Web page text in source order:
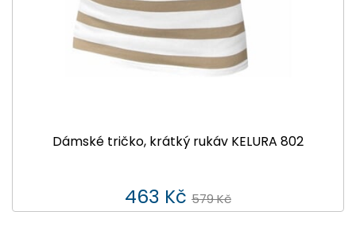
Dámské tričko, krátký rukáv KELURA 802
463 Kč 579 Kč